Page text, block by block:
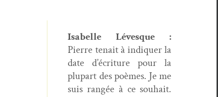
Isabelle Lévesque :
Pierre tenait à indi­quer la
date d’écriture pour la
plu­part des poèmes. Je me
suis rangée à ce souhait.